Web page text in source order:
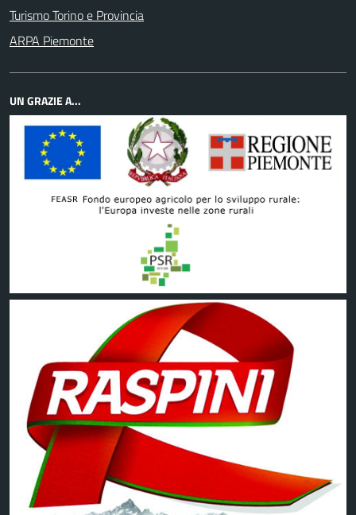
Turismo Torino e Provincia
ARPA Piemonte
UN GRAZIE A...